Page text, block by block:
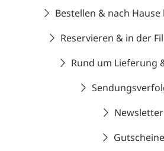
Bestellen & nach
Reservieren & in der
Rund um Lieferung
Newsletter
Gutscheine